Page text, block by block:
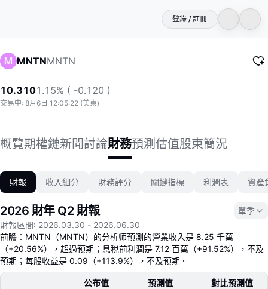
登錄 / 註冊
MNTNMNTN
10.3101.15% ( -0.120 )
交易中: 8月6日 12:05:22 (美東)
概覽期權鏈新聞討論財務預測 估值股東簡況
財報 收入細分 財務評分 關鍵指標 利潤表 資產
2026 財年 Q2 財報
單季
財報區間: 2026.03.30 - 2026.06.30
前瞻：MNTN（MNTN）的分析师預測的營業收入是 8.25 千萬
（+20.56%），超過預期；息稅前利潤是 7.12 百萬（+91.52%），不及
預期；每股收益是 0.09（+113.9%），不及預期。
公布值
預測值
對比預測值